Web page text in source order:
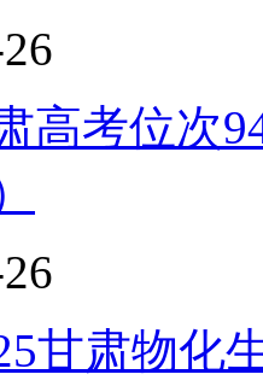
高考位次
甘肃物化